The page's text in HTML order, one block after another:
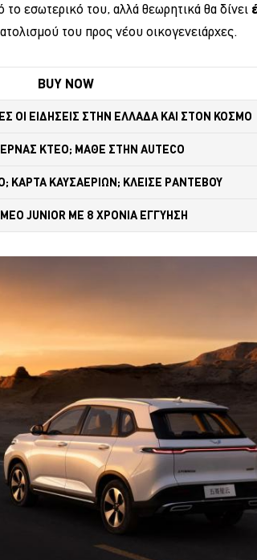
το εσωτερικό του, αλλά θεωρητικά θα δίνει
του προς νέου οικογενειάρχες.
BUY NOW
ΟΙ ΕΙΔΗΣΕΙΣ ΣΤΗΝ ΕΛΛΑΔΑ ΚΑΙ ΣΤΟΝ ΚΟΣΜΟ
ΚΤΕΟ; ΜΑΘΕ ΣΤΗΝ ΑUTECO
ΚΑΡΤΑ ΚΑΥΣΑΕΡΙΩΝ; ΚΛΕΙΣΕ ΡΑΝΤΕΒΟΥ
JUNIOR ME 8 ΧΡΟΝΙΑ ΕΓΓΥΗΣΗ